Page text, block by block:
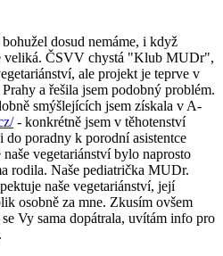
dosud nemáme, i když
veliká. ČSVV chystá "Klub MUDr",
ale projekt je teprve v
a řešila jsem podobný problém.
smýšlejících jsem získala v A-
- konkrétně jsem v těhotenství
poradny k porodní asistentce
vegetariánství bylo naprosto
rodila. Naše pediatrička MUDr.
naše vegetariánství, její
osobně za mne. Zkusím ovšem
Vy sama dopátrala, uvítám info pro